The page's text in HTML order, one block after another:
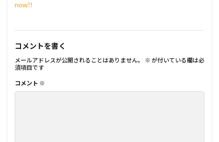
now!!
コメントを書く
メールアドレスが公開されることはありません。 ※ が付いている欄は必
須項目です
コメント ※